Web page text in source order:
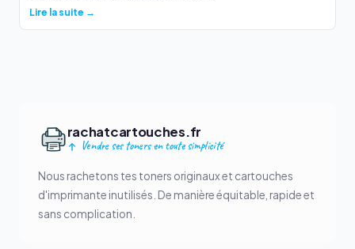
Lire la suite →
rachatcartouches.fr
Vendre ses toners en toute simplicité
Nous rachetons tes toners originaux et cartouches
d'imprimante inutilisés. De manière équitable, rapide et
sans complication.